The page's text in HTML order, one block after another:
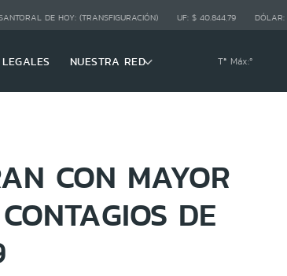
DE HOY: (TRANSFIGURACIÓN) UF: $ 40.844,79 DÓLAR:
NUESTRA RED Tª Máx:º
CON MAYOR
DE